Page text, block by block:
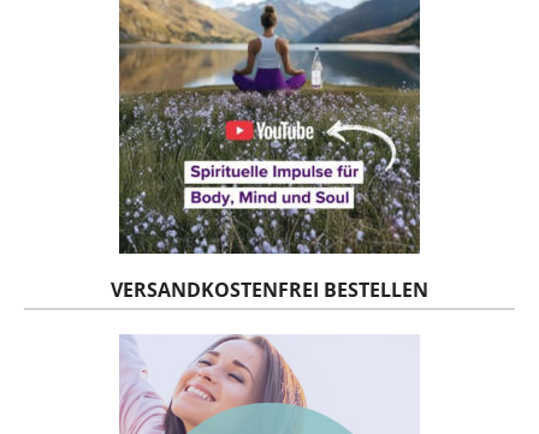
VERSANDKOSTENFREI BESTELLEN